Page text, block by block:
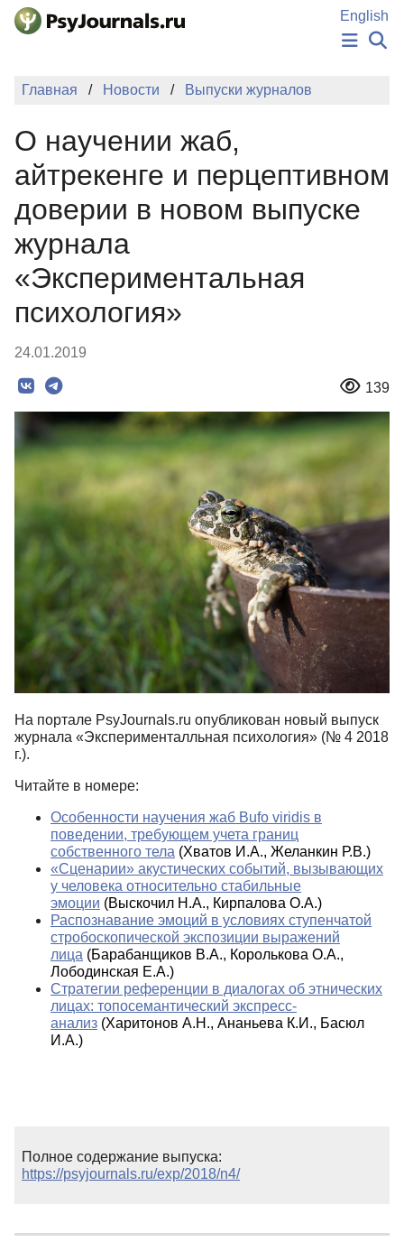
Перейти к основному содержанию
English
НОВОСТИ
ПОДАТЬ РУКОПИСЬ
КЛЮЧЕВЫЕ СЛОВА
Регистрация
Вход
Главная Новости Выпуски журналов
О научении жаб,
айтрекенге и перцептивном
доверии в новом выпуске
журнала
«Экспериментальная
психология»
24.01.2019
139
На портале PsyJournals.ru опубликован новый выпуск
журнала «Эксперименталльная психология» (№ 4 2018
г.).
Читайте в номере:
Особенности научения жаб Bufo viridis в
поведении, требующем учета границ
собственного тела (Хватов И.А., Желанкин Р.В.)
«Сценарии» акустических событий, вызывающих
у человека относительно стабильные
эмоции (Выскочил Н.А., Кирпалова О.А.)
Распознавание эмоций в условиях ступенчатой
стробоскопической экспозиции выражений
лица (Барабанщиков В.А., Королькова О.А.,
Лободинская Е.А.)
Стратегии референции в диалогах об этнических
лицах: топосемантический экспресс-
анализ (Харитонов А.Н., Ананьева К.И., Басюл
И.А.)
Полное содержание выпуска:
https://psyjournals.ru/exp/2018/n4/